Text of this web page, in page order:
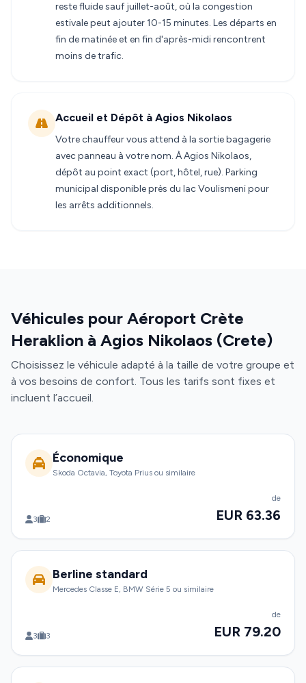
reste fluide sauf juillet-août, où la congestion
estivale peut ajouter 10-15 minutes. Les départs en
fin de matinée et en fin d'après-midi rencontrent
moins de trafic.
Accueil et Dépôt à Agios Nikolaos
Votre chauffeur vous attend à la sortie bagagerie
avec panneau à votre nom. À Agios Nikolaos,
dépôt au point exact (port, hôtel, rue). Parking
municipal disponible près du lac Voulismeni pour
les arrêts additionnels.
Véhicules pour Aéroport Crète
Heraklion à Agios Nikolaos (Crete)
Choisissez le véhicule adapté à la taille de votre groupe et
à vos besoins de confort. Tous les tarifs sont fixes et
incluent l’accueil.
Économique
Skoda Octavia, Toyota Prius ou similaire
3 2
de
EUR 63.36
Berline standard
Mercedes Classe E, BMW Série 5 ou similaire
3 3
de
EUR 79.20